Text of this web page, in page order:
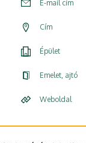
E-mail cím
Cím
Épület
Emelet, ajtó
Weboldal